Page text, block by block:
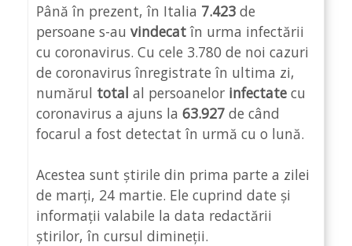
Până în prezent, în Italia 7.423 de
persoane s-au vindecatîn urma infectării
cu coronavirus. Cu cele 3.780 de noi cazuri
de coronavirus înregistrate în ultima zi,
numărul total al persoanelor infectate cu
coronavirus a ajuns la 63.927 de când
focarul a fost detectat în urmă cu o lună.
Acestea sunt știrile din prima parte a zilei
de marți, 24 martie. Ele cuprind date și
informații valabile la data redactării
știrilor, în cursul dimineții.